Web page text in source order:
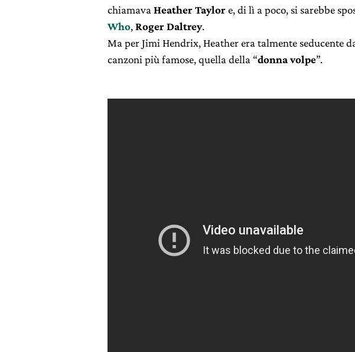
chiamava Heather Taylore, di lì a poco, si sarebbe
Who,Roger Daltrey.
Ma per Jimi Hendrix, Heather era talmente seducente
canzoni più famose, quella della “donna volpe”.